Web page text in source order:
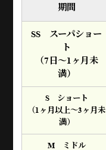
期間
SS スーパショー
ト
（7日～1ヶ月未
満）
S ショート
（1ヶ月以上～3ヶ月未
満）
M ミドル